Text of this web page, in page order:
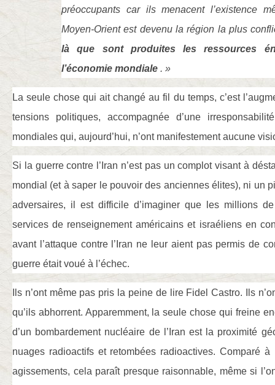
préoccupants car ils menacent l’existence
Moyen-Orient est devenu la région la plus
là que sont produites les ressources
l’économie mondiale . »
La seule chose qui ait changé au fil du temps, c’est
tensions politiques, accompagnée d’une
mondiales qui, aujourd’hui, n’ont manifestement aucune
Si la guerre contre l’Iran n’est pas un complot visant à
mondial (et à saper le pouvoir des anciennes élites), ni un
adversaires, il est difficile d’imaginer que les millions
services de renseignement américains et israéliens en
avant l’attaque contre l’Iran ne leur aient pas permis de
guerre était voué à l’échec.
Ils n’ont même pas pris la peine de lire Fidel Castro. Ils
qu’ils abhorrent. Apparemment, la seule chose qui freine
d’un bombardement nucléaire de l’Iran est la proximité
nuages ​​radioactifs et retombées radioactives. Comparé
agissements, cela paraît presque raisonnable, même si